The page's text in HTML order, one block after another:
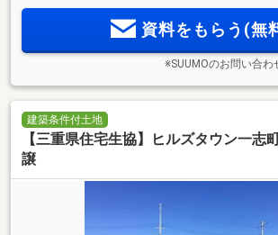
資料をもらう(無
※SUUMOのお問い合
建築条件付土地
【三重県住宅生協】ヒルズタウン一
譲